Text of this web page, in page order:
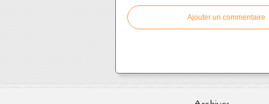
Ajouter un commentaire